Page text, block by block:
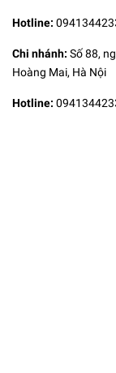
Hotline:
Chi nhánh: Số 88,
Hoàng Mai, Hà Nội
Hotline: